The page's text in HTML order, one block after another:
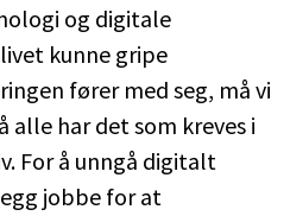
og digitale
kunne gripe
fører med seg, må vi
alle har det som kreves i
For å unngå digitalt
jobbe for at